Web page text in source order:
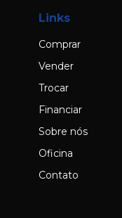
Links
Comprar
Vender
Trocar
Financiar
Sobre nós
Oficina
Contato